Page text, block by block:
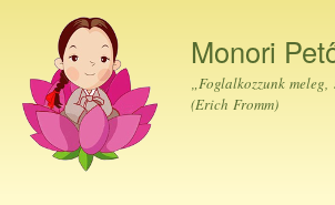
Monori
„Foglalkozzunk
(Erich Fromm)